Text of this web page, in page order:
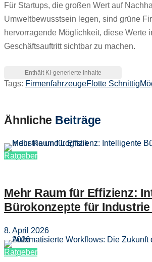
Für Startups, die großen Wert auf
Umweltbewusstsein legen, sind grüne
hervorragende Möglichkeit, diese Werte
Geschäftsauftritt sichtbar zu machen.
Tags: FirmenfahrzeugeFlotte Schnittig
Ähnliche Beiträge
Ratgeber
Mehr Raum für Effizienz:
Bürokonzepte für
8. April 2026
Ratgeber